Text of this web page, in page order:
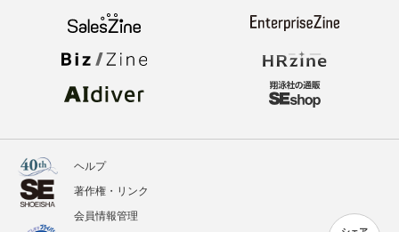
ヘルプ
著作権・リンク
会員情報管理